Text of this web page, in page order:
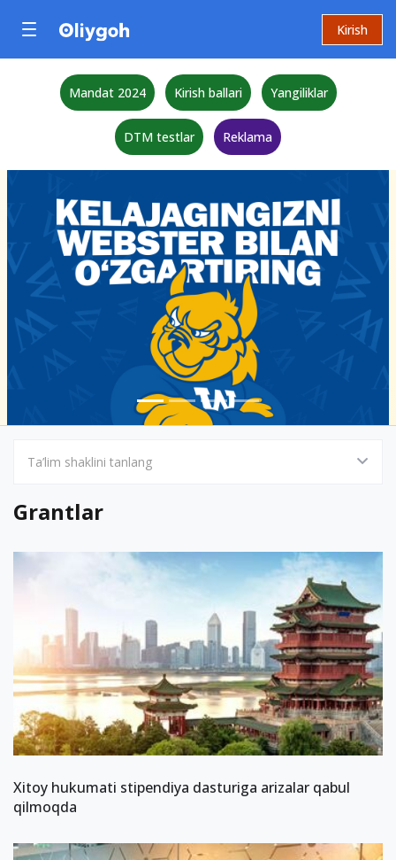
Kirish
Mandat 2024 Kirish ballari Yangiliklar
DTM testlar Reklama
Ta’lim shaklini tanlang
Grantlar
Xitoy hukumati stipendiya dasturiga arizalar qabul
qilmoqda